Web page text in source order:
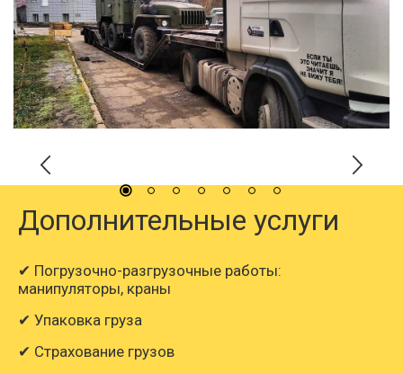
Дополнительные услуги
✔ Погрузочно-разгрузочные работы:
манипуляторы, краны
✔ Упаковка груза
✔ Страхование грузов